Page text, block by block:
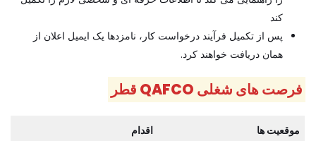
کند
پس از تکمیل فرآیند درخواست کار، نامزدها یک ایمیل اعلان از
همان دریافت خواهند کرد.
فرصت های شغلی QAFCO قطر
موقعیت ها اقدام